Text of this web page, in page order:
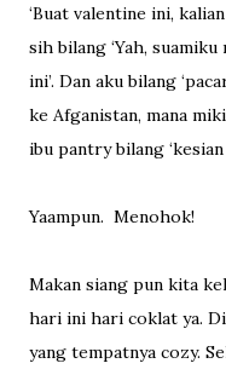
‘Buat valentine ini,
sih bilang ‘Yah,
ini’. Dan aku bilang
ke Afganistan, mana
ibu pantry bilang
Yaampun. Menohok!
Makan siang pun kita
hari ini hari coklat ya.
yang tempatnya cozy.